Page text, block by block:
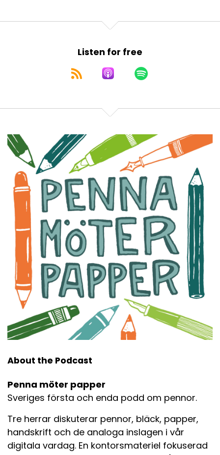
Listen for free
About the Podcast
Penna möter papper
Sveriges första och enda podd om pennor.
Tre herrar diskuterar pennor, bläck, papper,
handskrift och de analoga inslagen i vår
digitala vardag. En kontorsmateriel fokuserad